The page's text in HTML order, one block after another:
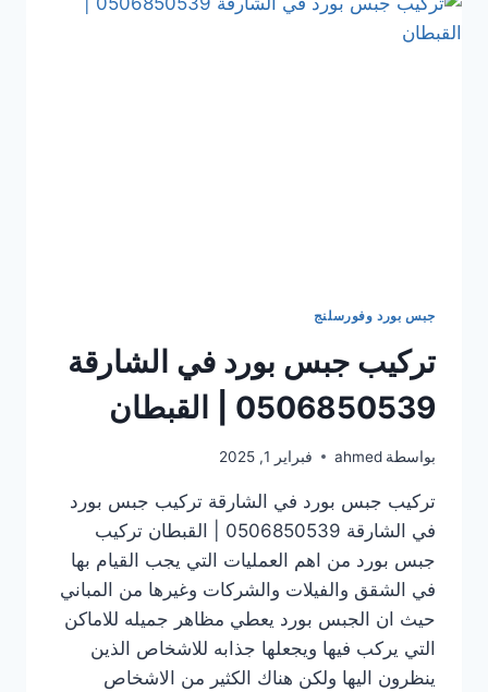
|
جبس بورد وفورسلنج
تركيب جبس بورد في الشارقة
0506850539 | القبطان
بواسطة ahmed فبراير 1, 2025
تركيب جبس بورد في الشارقة تركيب جبس بورد
في الشارقة 0506850539 | القبطان تركيب
جبس بورد من اهم العمليات التي يجب القيام بها
في الشقق والفيلات والشركات وغيرها من المباني
حيث ان الجبس بورد يعطي مظاهر جميله للاماكن
التي يركب فيها ويجعلها جذابه للاشخاص الذين
ينظرون اليها ولكن هناك الكثير من الاشخاص